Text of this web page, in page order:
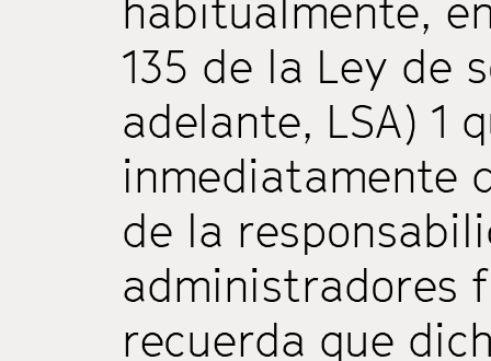
habitualmente,
135 de la Ley de
adelante, LSA) 1
inmediatamente
de la
administradores
recuerda que